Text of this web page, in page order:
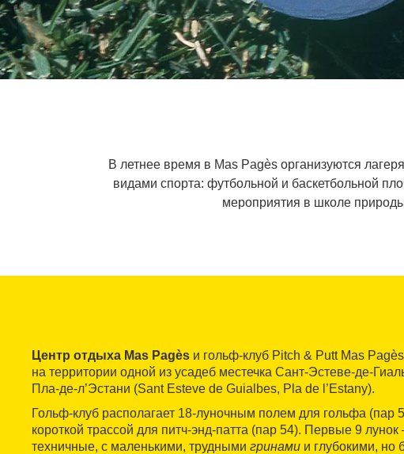
В летнее время в Mas Pagès организуются
видами спорта: футбольной и баскетбольной
мероприятия в школе
Центр отдыха Mas Pagès и гольф-клуб Pitch & Putt Mas
на территории одной из усадеб местечка Сант-Эстеве-де-
Пла-де-л’Эстани (Sant Esteve de Guialbes, Pla de l’Estany).
Гольф-клуб располагает 18-луночным полем для гольфа (пар
короткой трассой для питч-энд-патта (пар 54). Первые 9
техничные, с маленькими, трудными гринами и глубокими, но